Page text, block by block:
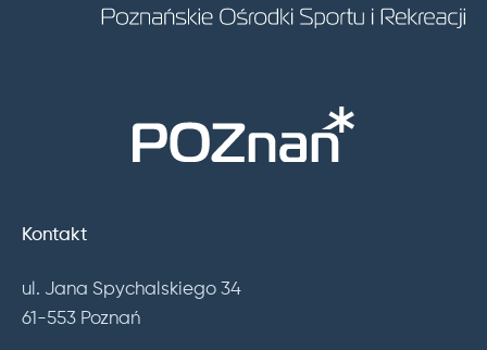
Kontakt
ul. Jana Spychalskiego 34
61-553 Poznań